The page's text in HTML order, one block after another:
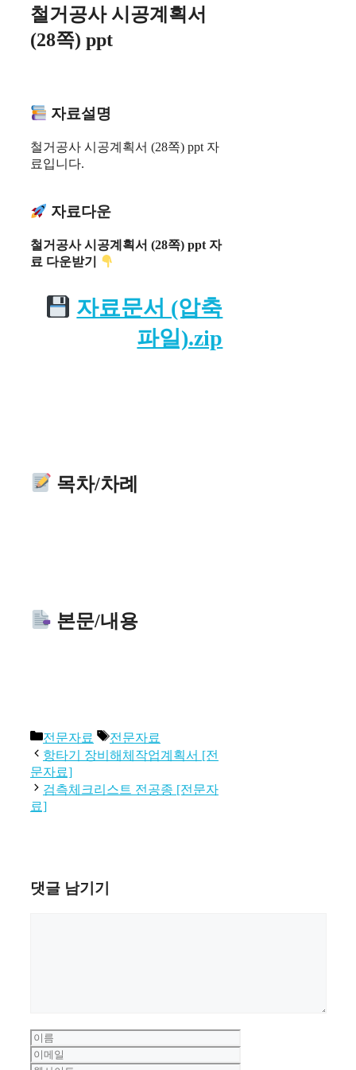
철거공사 시공계획서
(28쪽) ppt
자료설명
철거공사 시공계획서 (28쪽) ppt 자
료입니다.
자료다운
철거공사 시공계획서 (28쪽) ppt 자
료 다운받기
자료문서 (압축
파일).zip
목차/차례
본문/내용
카
테
고
리
전문자료
태
그
전문자료
항타기 장비해체작업계획서 [전
문자료]
검측체크리스트 전공종 [전문자
료]
댓글 남기기
이
름
이